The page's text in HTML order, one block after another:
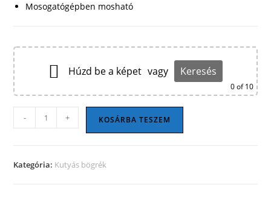
Mosogatógépben mosható
Húzd be a képet vagy Keresés
0of 10
bögre
mennyiség
- + KOSÁRBA TESZEM
Kategória: Kutyás bögrék